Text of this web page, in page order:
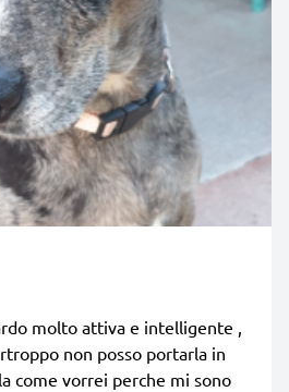
molto attiva e intelligente ,
non posso portarla in
come vorrei perche mi sono